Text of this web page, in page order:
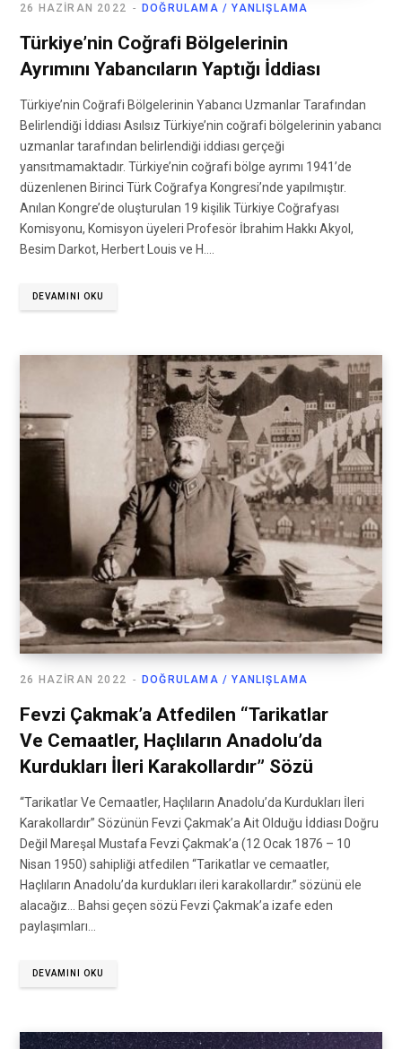
DOĞRULAMA / YANLIŞLAMA
26 HAZIRAN 2022
Türkiye’nin Coğrafi Bölgelerinin
Ayrımını Yabancıların Yaptığı İddiası
Türkiye’nin Coğrafi Bölgelerinin Yabancı Uzmanlar Tarafından
Belirlendiği İddiası Asılsız Türkiye’nin coğrafi bölgelerinin yabancı
uzmanlar tarafından belirlendiği iddiası gerçeği
yansıtmamaktadır. Türkiye’nin coğrafi bölge ayrımı 1941’de
düzenlenen Birinci Türk Coğrafya Kongresi’nde yapılmıştır.
Anılan Kongre’de oluşturulan 19 kişilik Türkiye Coğrafyası
Komisyonu, Komisyon üyeleri Profesör İbrahim Hakkı Akyol,
Besim Darkot, Herbert Louis ve H.…
DEVAMINI OKU
DOĞRULAMA / YANLIŞLAMA
26 HAZIRAN 2022
Fevzi Çakmak’a Atfedilen “Tarikatlar
Ve Cemaatler, Haçlıların Anadolu’da
Kurdukları İleri Karakollardır” Sözü
“Tarikatlar Ve Cemaatler, Haçlıların Anadolu’da Kurdukları İleri
Karakollardır” Sözünün Fevzi Çakmak’a Ait Olduğu İddiası Doğru
Değil Mareşal Mustafa Fevzi Çakmak’a (12 Ocak 1876 – 10
Nisan 1950) sahipliği atfedilen “Tarikatlar ve cemaatler,
Haçlıların Anadolu’da kurdukları ileri karakollardır.” sözünü ele
alacağız… Bahsi geçen sözü Fevzi Çakmak’a izafe eden
paylaşımları…
DEVAMINI OKU